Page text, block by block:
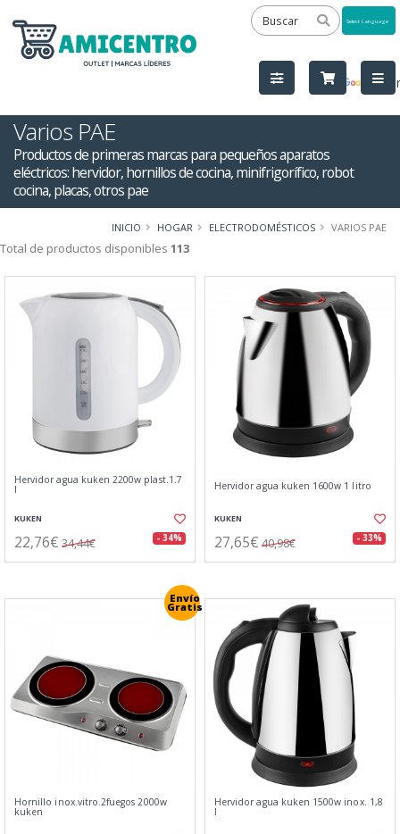
by
Varios PAE
Productos de primeras marcas para pequeños aparatos
eléctricos: hervidor, hornillos de cocina, minifrigorífico, robot
cocina, placas, otros pae
INICIO HOGAR ELECTRODOMÉSTICOS VARIOS PAE
Total de productos disponibles 113
Hervidor agua kuken 2200w plast.1.7
l
KUKEN
22,76€ 34,44€ - 34%
Hervidor agua kuken 1600w 1 litro
KUKEN
27,65€ 40,98€ - 33%
Envío
Gratis
Hornillo inox.vitro.2fuegos 2000w
kuken
Hervidor agua kuken 1500w inox. 1,8
l